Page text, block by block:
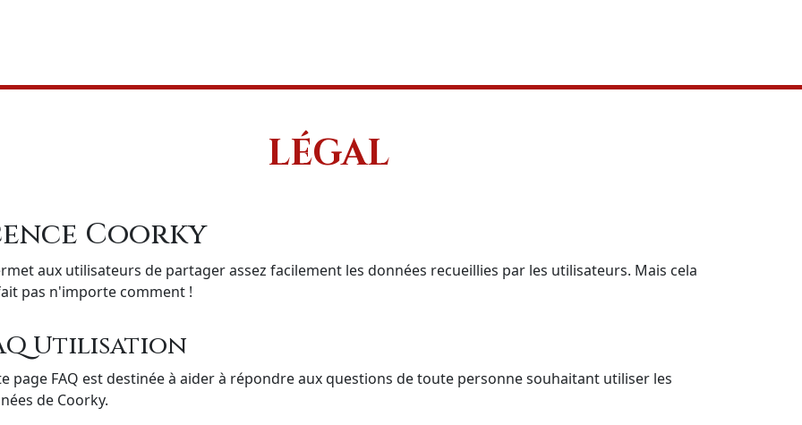
LÉGAL
Coorky
aux utilisateurs de partager assez facilement les données recueillies par les utilisateurs. Mais cela
pas n'importe comment !
Utilisation
page FAQ est destinée à aider à répondre aux questions de toute personne souhaitant utiliser les
de Coorky.